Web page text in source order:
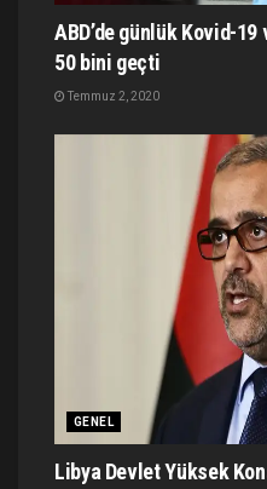
ABD’de günlük Kovid-19
50 bini geçti
Temmuz 2, 2020
GENEL
Libya Devlet Yüksek